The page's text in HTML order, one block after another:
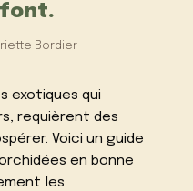
font.
Bordier
exotiques qui
requièrent des
Voici un guide
en bonne
les